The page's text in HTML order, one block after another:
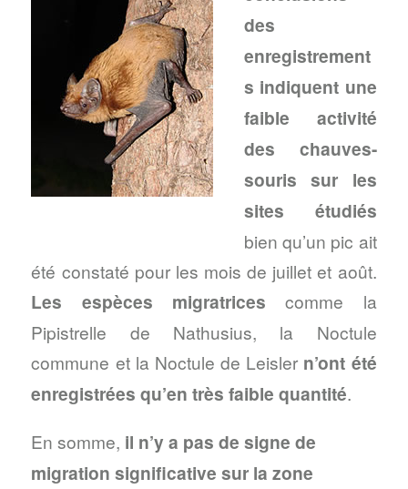
des
enregistrement
s indiquent une
faible activité
des chauves-
souris sur les
sites étudiés
bien qu’un pic ait
été constaté pour les mois de juillet et août.
Les espèces migratricescomme la
Pipistrelle de Nathusius, la Noctule
commune et la Noctule de Leisler n’ont été
enregistrées qu’en très faible quantité.
En somme, il n’y a pas de signe de
migration significative sur la zone